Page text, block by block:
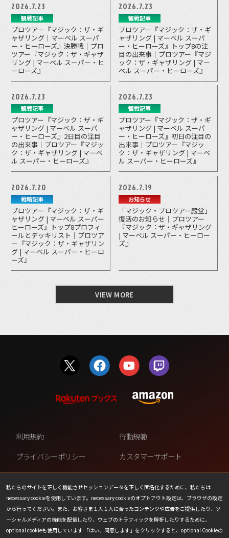
2026.7.23
観戦記事
プロツアー『マジック：ザ・ギ
ャザリング｜マーベル スーパ
ー・ヒーローズ』決勝戦｜プロ
ツアー『マジック：ザ・ギャザ
リング | マーベル スーパー・ヒ
ーローズ』
2026.7.23
観戦記事
プロツアー『マジック：ザ・ギ
ャザリング | マーベル スーパ
ー・ヒーローズ』トップ8の注
目の出来事｜プロツアー『マジ
ック：ザ・ギャザリング | マー
ベル スーパー・ヒーローズ』
2026.7.23
観戦記事
プロツアー『マジック：ザ・ギ
ャザリング | マーベル スーパ
ー・ヒーローズ』2日目の注目
の出来事｜プロツアー『マジッ
ク：ザ・ギャザリング | マーベ
ル スーパー・ヒーローズ』
2026.7.23
観戦記事
プロツアー『マジック：ザ・ギ
ャザリング | マーベル スーパ
ー・ヒーローズ』初日の注目の
出来事｜プロツアー『マジッ
ク：ザ・ギャザリング | マーベ
ル スーパー・ヒーローズ』
2026.7.20
戦略記事
プロツアー『マジック：ザ・ギ
ャザリング | マーベル スーパー
ヒーローズ』トップ8プロフィ
ールとデッキリスト｜プロツア
ー『マジック：ザ・ギャザリン
グ | マーベル スーパー・ヒーロ
ーズ』
2026.7.19
お知らせ
「マジック・プロツアー殿堂」
復活のお知らせ｜プロツアー
『マジック：ザ・ギャザリング
| マーベル スーパー・ヒーロー
ズ』
VIEW MORE
私たちのサイトを正しく機能させセッションデータを正しく匿名化するために、私たちは
necessary cookieを使用しています。necessary cookieのオプトアウト設定は、ブラウザの設定
から行ってください。また、お客さま１人１人に合ったコンテンツや広告をご提供したり、ソ
ーシャルメディアの機能を配信したり、ウェブのトラフィックを解析したりするために、
optional cookieも使用しています 「はい、同意します」をクリックすると、optional Cookieの
利用規約
行動規範
プライバシーポリシー
カスタマーサポート
ファンコンテンツ・ポリシー
個人情報の販売や共有を許可し
ない
COOKIE
プレスリリース
会社情報
お問い合わせ